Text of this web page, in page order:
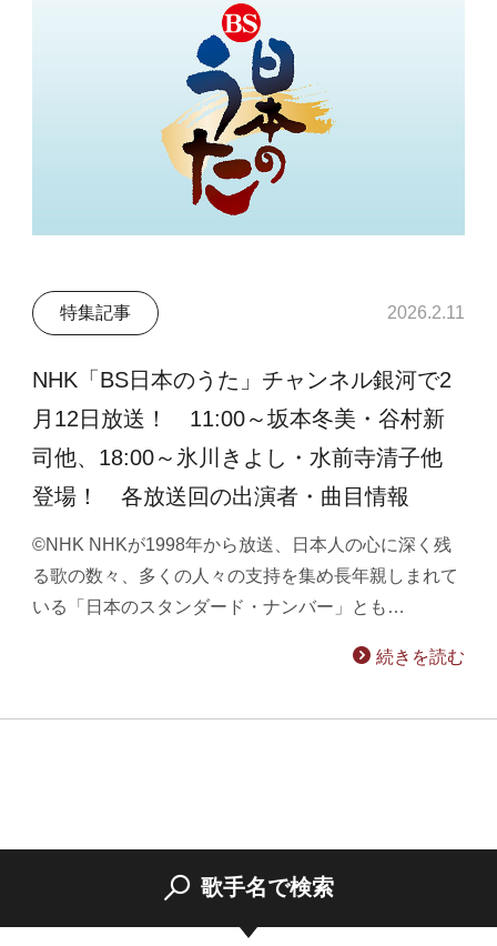
特集記事 2026.2.11
NHK「BS日本のうた」チャンネル銀河で2
月12日放送！ 11:00～坂本冬美・谷村新
司他、18:00～氷川きよし・水前寺清子他
登場！ 各放送回の出演者・曲目情報
©NHK NHKが1998年から放送、日本人の心に深く残
る歌の数々、多くの人々の支持を集め長年親しまれて
いる「日本のスタンダード・ナンバー」とも…
続きを読む
歌手名で検索